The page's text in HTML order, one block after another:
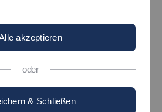
selbstlernenden
akzeptieren
oder
& Schließen